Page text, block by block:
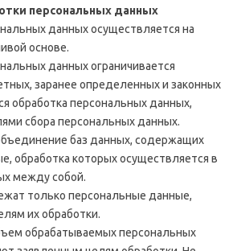
персональных данных
данных осуществляется на
основе.
данных ограничивается
заранее определенных и законных
обработка персональных данных,
сбора персональных данных.
баз данных, содержащих
обработка которых осуществляется в
между собой.
только персональные данные,
их обработки.
обрабатываемых персональных